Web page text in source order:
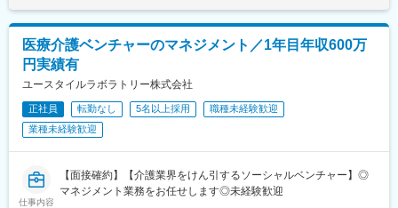
ジション
医療介護ベンチャーのマネジメント／1年目年収600万
円実績有
ユースタイルラボラトリー株式会社
正社員 転勤なし 5名以上採用
職種未経験歓迎
業種未経験歓迎
仕事内容
【面接確約】【介護業界をけん引するソーシャルベンチャー】◎
マネジメント業務をお任せします◎未経験歓迎